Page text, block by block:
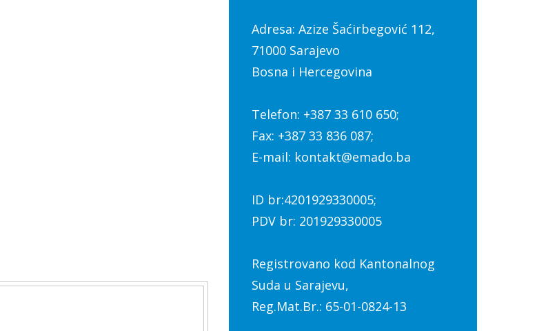
Adresa: Azize Šaćirbegović 112,
71000 Sarajevo
Bosna i Hercegovina
Telefon: +387 33 610 650;
Fax: +387 33 836 087;
E-mail: kontakt@emado.ba
ID br:4201929330005;
PDV br: 201929330005
Registrovano kod Kantonalnog
Suda u Sarajevu,
Reg.Mat.Br.: 65-01-0824-13